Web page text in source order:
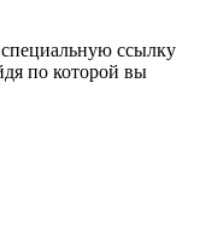
ссылку
по которой вы